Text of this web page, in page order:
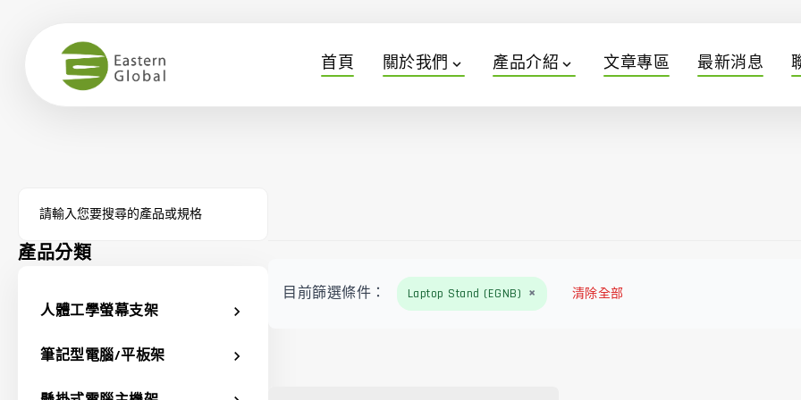
首頁 關於我們 expand_more 產品介紹 expand_more 文章專區 最新消息
產品分類
人體工學螢幕支架 chevron_right
筆記型電腦/平板架 chevron_right
目前篩選條件： Laptop Stand (EGNB) × 清除全部